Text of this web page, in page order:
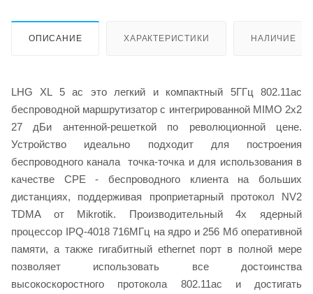
ОПИСАНИЕ ХАРАКТЕРИСТИКИ НАЛИЧИЕ
LHG XL 5 ac это легкий и компактный 5ГГц 802.11ac
беспроводной маршрутизатор с интегрированной MIMO 2x2
27 дБи антенной-решеткой по революционной цене.
Устройство идеально подходит для построения
беспроводного канала точка-точка и для использования в
качестве CPE - беспроводного клиента на больших
дистанциях, поддерживая проприетарный протокол NV2
TDMA от Mikrotik. Производительный 4х ядерный
процессор IPQ-4018 716МГц на ядро и 256 Мб оперативной
памяти, а также гигабитный ethernet порт в полной мере
позволяет использовать все достоинства
высокоскоростного протокола 802.11ac и достигать